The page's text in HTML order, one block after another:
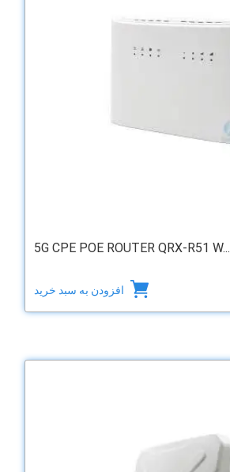
5G CPE POE ROUTER QRX-R51 W...